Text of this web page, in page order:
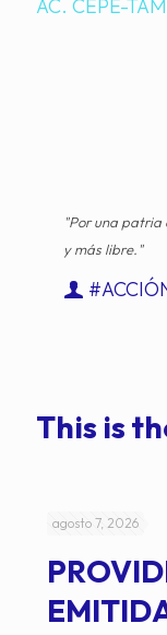
AC. CEPE-
"Por una
y más libre."
This is
agosto 7, 2026